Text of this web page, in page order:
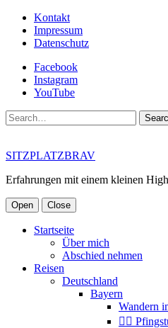
Kontakt
Impressum
Datenschutz
Facebook
Instagram
YouTube
Search
SITZPLATZBRAV
Erfahrungen mit einem kleinen
Open Close
Startseite
Über mich
Abschied nehmen
Reisen
Deutschland
Bayern
Wandern
🚴‍♀️